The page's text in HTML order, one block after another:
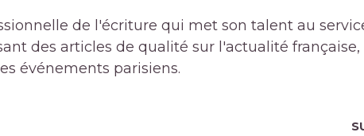
de l'écriture qui met son talent au
des articles de qualité sur l'actualité française,
événements parisiens.